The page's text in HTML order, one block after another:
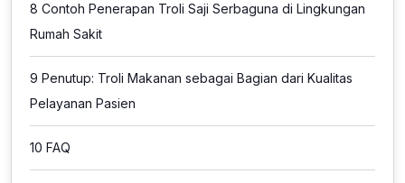
8 Contoh Penerapan Troli Saji Serbaguna di Lingkungan
Rumah Sakit
9 Penutup: Troli Makanan sebagai Bagian dari Kualitas
Pelayanan Pasien
10 FAQ